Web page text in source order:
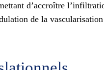
d’accroître
de la